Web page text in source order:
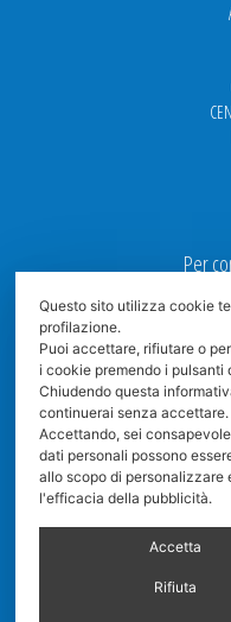
Per
Ufficio
I
dal Lunedi al
© 2025 Spasciani |Codice
Questo sito utilizza cookie
profilazione.
Puoi accettare, rifiutare o
i cookie premendo i pulsanti
Chiudendo questa
continuerai senza accettare.
Accettando, sei
dati personali possono
allo scopo di personalizzare
l'efficacia della pubblicità.
Accetta
Rifiuta